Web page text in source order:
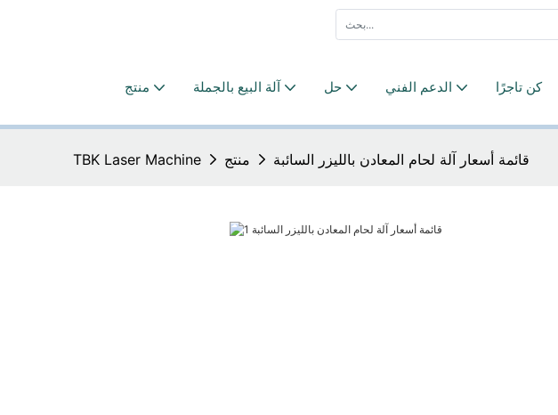
منتج آلة البيع بالجملة حل الدعم الفني كن تاجرًا
TBK Laser Machine منتج قائمة أسعار آلة لحام المعادن بالليزر السائبة